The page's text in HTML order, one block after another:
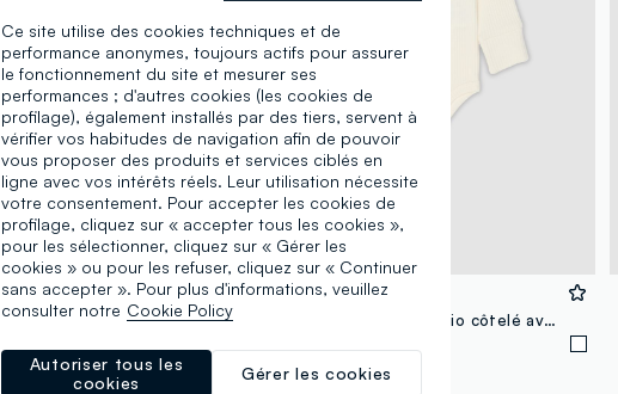
Body blanc côtelé en coton bio avec volants et imprimé Les 101 Dalmatiens pour bébé fille
FAGOTTINO
Body bébé blanc en coton bio côtelé avec imprimé Disney Les 101 Dalmatiens
11,95 €
Ce site utilise des cookies techniques et de
performance anonymes, toujours actifs pour assurer
le fonctionnement du site et mesurer ses
performances ; d'autres cookies (les cookies de
profilage), également installés par des tiers, servent à
vérifier vos habitudes de navigation afin de pouvoir
vous proposer des produits et services ciblés en
ligne avec vos intérêts réels. Leur utilisation nécessite
votre consentement. Pour accepter les cookies de
profilage, cliquez sur « accepter tous les cookies »,
pour les sélectionner, cliquez sur « Gérer les
cookies » ou pour les refuser, cliquez sur « Continuer
sans accepter ». Pour plus d'informations, veuillez
consulter notre Cookie Policy
Gérer les cookies
Autoriser tous les
cookies